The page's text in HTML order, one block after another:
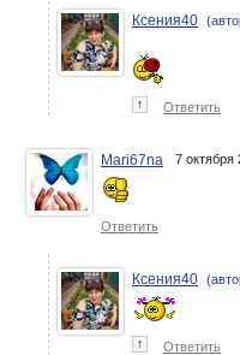
Ксения40
↑ Ответить
Mari67na 7 октября
Ответить
Ксения40
↑ Ответить